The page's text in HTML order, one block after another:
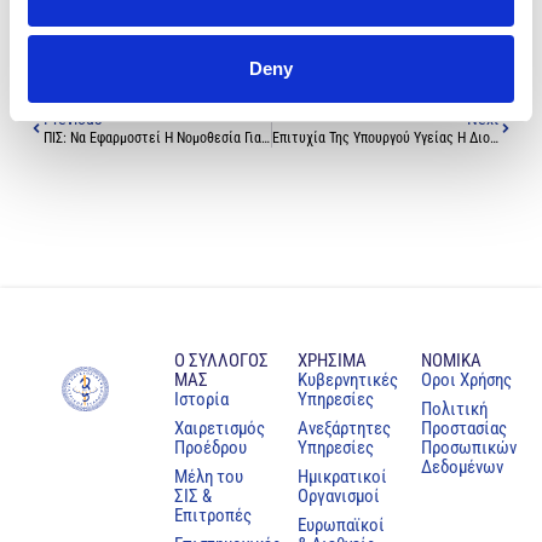
Deny
Previous
ΠΙΣ: Να Εφαρμοστεί Η Νομοθεσία Για Την Επαγγελματική Ασφαλιστική Κάλυψη Όλων Των Γιατρών Του Δημοσίου – Ο ΠΙΣ Στηρίζει Τα Αιτήματα Της ΠΑΣΥΚΙ
Next
Επιτυχία Της Υπουργού Υγείας Η Διοργάνωση Στην Κύπρο Της Ετήσιας Συνάντησης Μικρών Χωρών Του ΠΟΥ
Ο ΣΥΛΛΟΓΟΣ
ΜΑΣ
Ιστορία
Χαιρετισμός
Προέδρου
Μέλη του
ΣΙΣ &
Επιτροπές
ΧΡΗΣΙΜΑ
Κυβερνητικές
Υπηρεσίες
Ανεξάρτητες
Υπηρεσίες
Ημικρατικοί
Οργανισμοί
Ευρωπαϊκοί
NOMIKA
Oροι Χρήσης
Πολιτική
Προστασίας
Προσωπικών
Δεδομένων